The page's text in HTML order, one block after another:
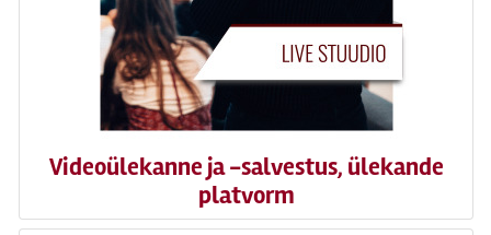
Videoülekanne ja -salvestus, ülekande
platvorm